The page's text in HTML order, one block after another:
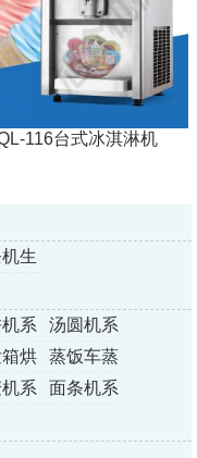
116台式冰淇淋机
生
系
汤圆机系
列
烘
蒸饭车蒸
包炉
系
面条机系